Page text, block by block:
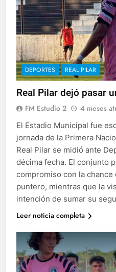
DEPORTES REAL PILAR
Real Pilar dejó pasar
FM Estudio 2 4 meses
El Estadio Municipal fue
jornada de la Primera
Real Pilar se midió ante
décima fecha. El conjunto
compromiso con la
puntero, mientras que la
intención de sumar su
Leer noticia completa